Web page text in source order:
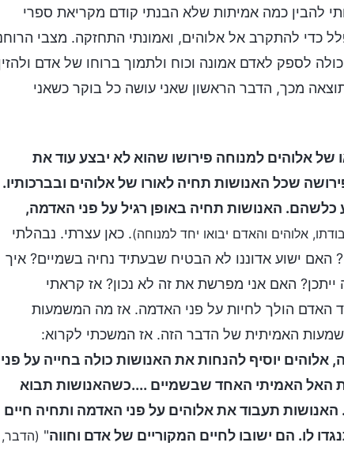
להבין כמה אמיתות שלא הבנתי קודם מקריאת ספרי
כדי להתקרב אל אלוהים, ואמונתי התחזקה. מצבי
לספק לאדם אמונה וכוח ולתמוך ברוחו של אדם
מכך, הדבר הראשון שאני עושה כל בוקר כשאני
של אלוהים למנוחה פירושו שהוא לא יבצע עוד את
שכל האנושות תחיה לאורו של אלוהים ובברכותיו.
האנושות תחיה באופן רגיל על פני האדמה,
אלוהים והאדם יבואו יחד למנוחה). כאן עצרתי. נבהלתי
ישוע אדוננו לא הבטיח שבעתיד נחיה בשמיים? איך
האם אני מפרשת את זה לא נכון? אז קראתי
הולך לחיות על פני האדמה. אז מה המשמעות
האמיתית של הדבר הזה. אז המשכתי לקרוא:
יוסיף להנחות את האנושות כולה בחייה על פני
האל האמיתי האחד שבשמיים ....כשהאנושות תבוא
תעבוד את אלוהים על פני האדמה ותחיה חיים
לו. הם ישובו לחיים המקוריים של אדם וחווה" (הדבר,